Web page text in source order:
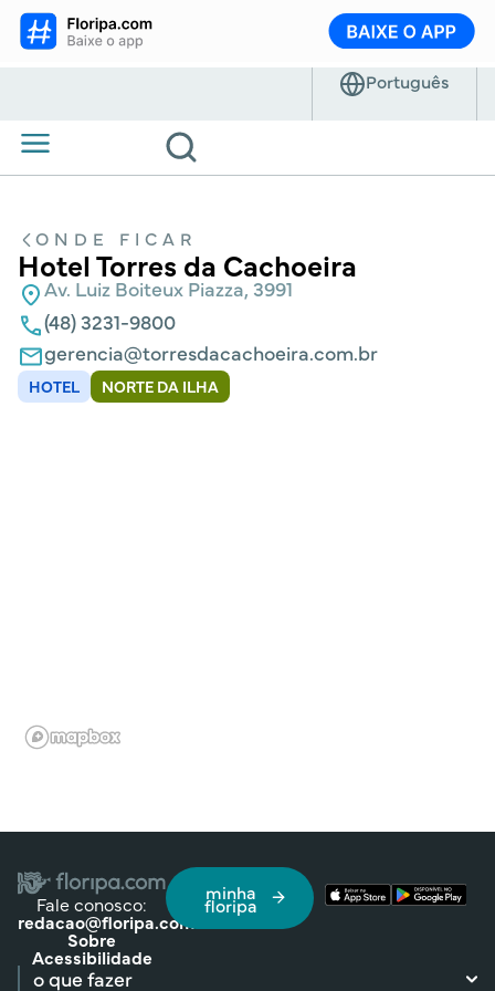
ONDE FICAR
Hotel Torres da Cachoeira
Av. Luiz Boiteux Piazza, 3991
(48) 3231-9800
gerencia@torresdacachoeira.com.br
HOTEL NORTE DA ILHA
Fale conosco:
redacao@floripa.com
Sobre
Acessibilidade
minha
floripa
o que fazer